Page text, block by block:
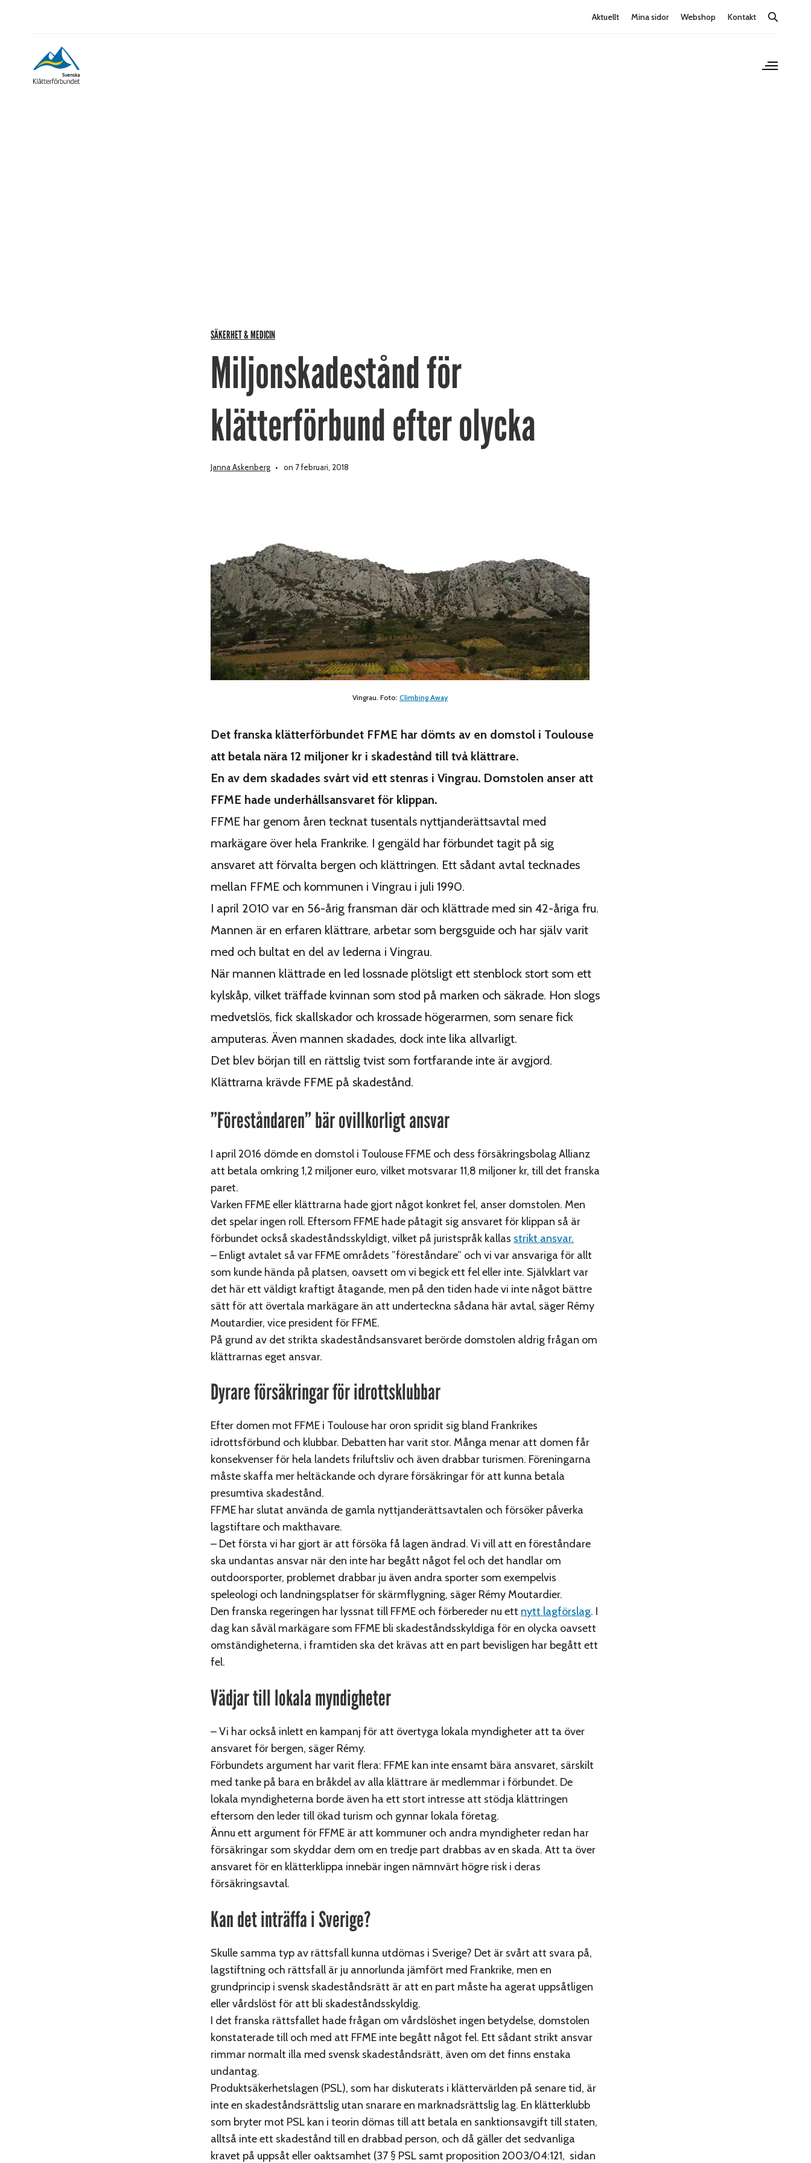
Aktuellt Mina sidor Webshop Kontakt
SÄKERHET & MEDICIN
Miljonskadestånd för
klätterförbund efter olycka
Janna Askenberg on 7 februari, 2018
Vingrau. Foto: Climbing Away
Det franska klätterförbundet FFME har dömts av en domstol i Toulouse
att betala nära 12 miljoner kr i skadestånd till två klättrare.
En av dem skadades svårt vid ett stenras i Vingrau. Domstolen anser att
FFME hade underhållsansvaret för klippan.
FFME har genom åren tecknat tusentals nyttjanderättsavtal med
markägare över hela Frankrike. I gengäld har förbundet tagit på sig
ansvaret att förvalta bergen och klättringen. Ett sådant avtal tecknades
mellan FFME och kommunen i Vingrau i juli 1990.
I april 2010 var en 56-årig fransman där och klättrade med sin 42-åriga fru.
Mannen är en erfaren klättrare, arbetar som bergsguide och har själv varit
med och bultat en del av lederna i Vingrau.
När mannen klättrade en led lossnade plötsligt ett stenblock stort som ett
kylskåp, vilket träffade kvinnan som stod på marken och säkrade. Hon slogs
medvetslös, fick skallskador och krossade högerarmen, som senare fick
amputeras. Även mannen skadades, dock inte lika allvarligt.
Det blev början till en rättslig tvist som fortfarande inte är avgjord.
Klättrarna krävde FFME på skadestånd.
”Föreståndaren” bär ovillkorligt ansvar
I april 2016 dömde en domstol i Toulouse FFME och dess försäkringsbolag Allianz
att betala omkring 1,2 miljoner euro, vilket motsvarar 11,8 miljoner kr, till det franska
paret.
Varken FFME eller klättrarna hade gjort något konkret fel, anser domstolen. Men
det spelar ingen roll. Eftersom FFME hade påtagit sig ansvaret för klippan så är
förbundet också skadeståndsskyldigt, vilket på juristspråk kallas strikt ansvar.
– Enligt avtalet så var FFME områdets ”föreståndare” och vi var ansvariga för allt
som kunde hända på platsen, oavsett om vi begick ett fel eller inte. Självklart var
det här ett väldigt kraftigt åtagande, men på den tiden hade vi inte något bättre
sätt för att övertala markägare än att underteckna sådana här avtal, säger Rémy
Moutardier, vice president för FFME.
På grund av det strikta skadeståndsansvaret berörde domstolen aldrig frågan om
klättrarnas eget ansvar.
Dyrare försäkringar för idrottsklubbar
Efter domen mot FFME i Toulouse har oron spridit sig bland Frankrikes
idrottsförbund och klubbar. Debatten har varit stor. Många menar att domen får
konsekvenser för hela landets friluftsliv och även drabbar turismen. Föreningarna
måste skaffa mer heltäckande och dyrare försäkringar för att kunna betala
presumtiva skadestånd.
FFME har slutat använda de gamla nyttjanderättsavtalen och försöker påverka
lagstiftare och makthavare.
– Det första vi har gjort är att försöka få lagen ändrad. Vi vill att en föreståndare
ska undantas ansvar när den inte har begått något fel och det handlar om
outdoorsporter, problemet drabbar ju även andra sporter som exempelvis
speleologi och landningsplatser för skärmflygning, säger Rémy Moutardier.
Den franska regeringen har lyssnat till FFME och förbereder nu ett nytt lagförslag. I
dag kan såväl markägare som FFME bli skadeståndsskyldiga för en olycka oavsett
omständigheterna, i framtiden ska det krävas att en part bevisligen har begått ett
fel.
Vädjar till lokala myndigheter
– Vi har också inlett en kampanj för att övertyga lokala myndigheter att ta över
ansvaret för bergen, säger Rémy.
Förbundets argument har varit flera: FFME kan inte ensamt bära ansvaret, särskilt
med tanke på bara en bråkdel av alla klättrare är medlemmar i förbundet. De
lokala myndigheterna borde även ha ett stort intresse att stödja klättringen
eftersom den leder till ökad turism och gynnar lokala företag.
Ännu ett argument för FFME är att kommuner och andra myndigheter redan har
försäkringar som skyddar dem om en tredje part drabbas av en skada. Att ta över
ansvaret för en klätterklippa innebär ingen nämnvärt högre risk i deras
försäkringsavtal.
Kan det inträffa i Sverige?
Skulle samma typ av rättsfall kunna utdömas i Sverige? Det är svårt att svara på,
lagstiftning och rättsfall är ju annorlunda jämfört med Frankrike, men en
grundprincip i svensk skadeståndsrätt är att en part måste ha agerat uppsåtligen
eller vårdslöst för att bli skadeståndsskyldig.
I det franska rättsfallet hade frågan om vårdslöshet ingen betydelse, domstolen
konstaterade till och med att FFME inte begått något fel. Ett sådant strikt ansvar
rimmar normalt illa med svensk skadeståndsrätt, även om det finns enstaka
undantag.
Produktsäkerhetslagen (PSL), som har diskuterats i klättervärlden på senare tid, är
inte en skadeståndsrättslig utan snarare en marknadsrättslig lag. En klätterklubb
som bryter mot PSL kan i teorin dömas till att betala en sanktionsavgift till staten,
alltså inte ett skadestånd till en drabbad person, och då gäller det sedvanliga
kravet på uppsåt eller oaktsamhet (37 § PSL samt proposition 2003/04:121, sidan